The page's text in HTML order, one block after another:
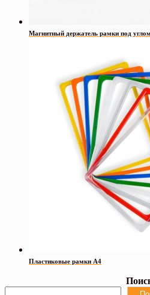
Магнитный держатель рамки под
Пластиковые рамки А4